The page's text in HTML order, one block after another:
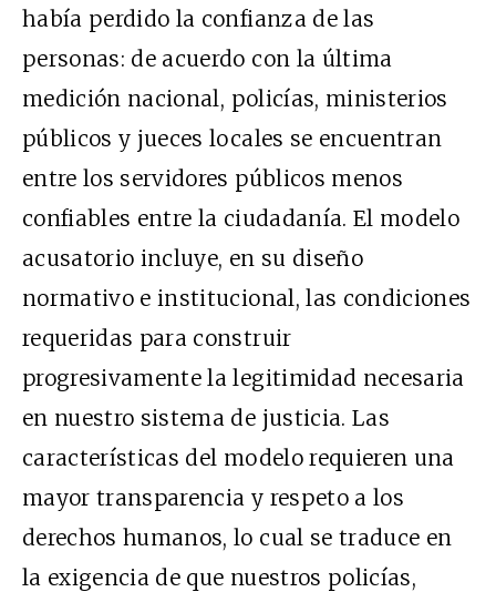
había perdido la confianza de las
personas: de acuerdo con la última
medición nacional, policías, ministerios
públicos y jueces locales se encuentran
entre los servidores públicos menos
confiables entre la ciudadanía. El modelo
acusatorio incluye, en su diseño
normativo e institucional, las condiciones
requeridas para construir
progresivamente la legitimidad necesaria
en nuestro sistema de justicia. Las
características del modelo requieren una
mayor transparencia y respeto a los
derechos humanos, lo cual se traduce en
la exigencia de que nuestros policías,